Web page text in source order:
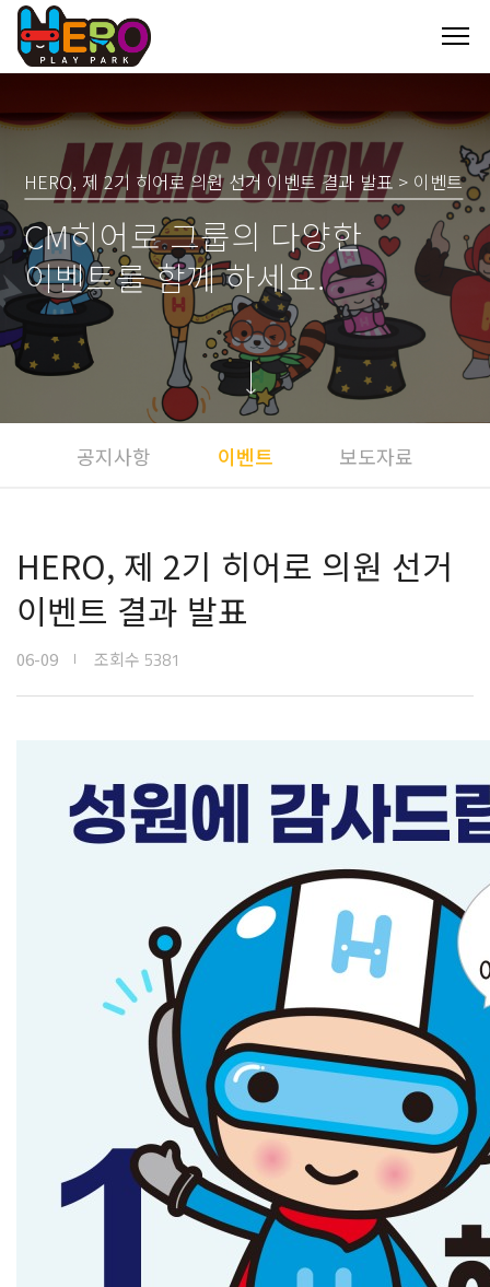
HERO, 제 2기 히어로 의원 선거 이벤트 결과 발표 > 이벤트
CM히어로 그룹의 다양한
이벤트를 함께 하세요.
공지사항 이벤트 보도자료
HERO, 제 2기 히어로 의원 선거
이벤트 결과 발표
06-09 조회수 5381